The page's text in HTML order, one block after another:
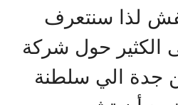
لذا سنتعرف
الكثير حول شركة
الي سلطنة